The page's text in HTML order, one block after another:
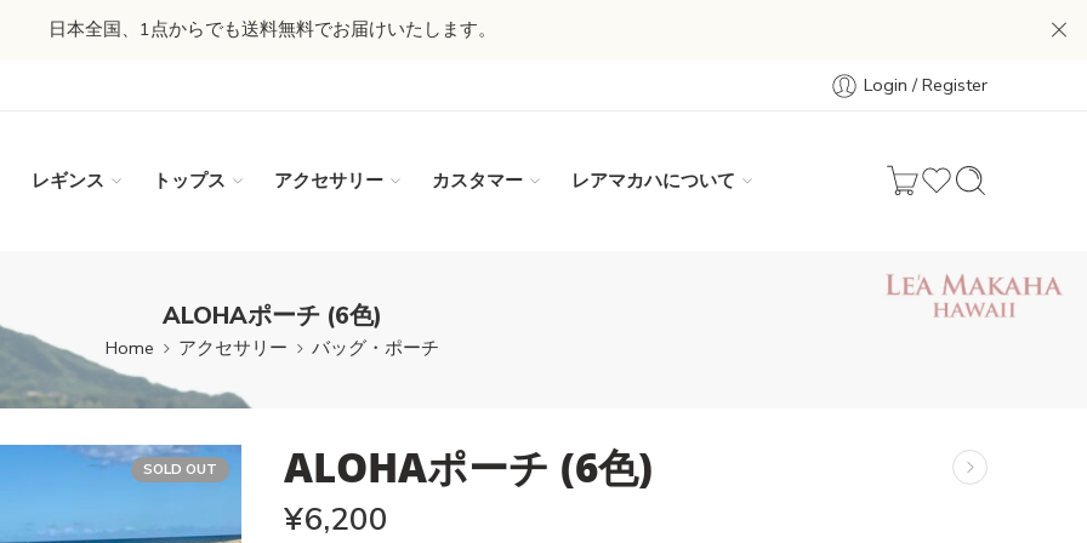
日本全国、1点からでも送料無料でお届けいたします。
Login / Register
レギンス トップス アクセサリー カスタマー レアマカハについて
ALOHAポーチ (6色)
Home アクセサリー バッグ・ポーチ
SOLD OUT ALOHAポーチ (6色)
¥6,200